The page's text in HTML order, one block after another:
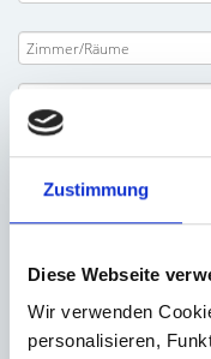
Zustimmung
Diese Webseite
Wir verwenden
personalisieren,